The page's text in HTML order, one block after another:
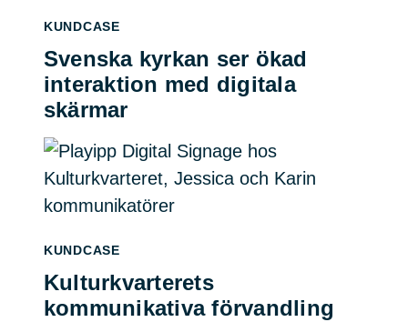
KUNDCASE
Svenska kyrkan ser ökad
interaktion med digitala
skärmar
KUNDCASE
Kulturkvarterets
kommunikativa förvandling